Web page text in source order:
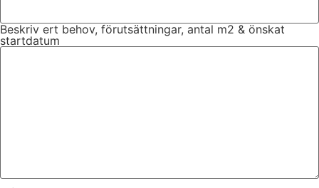
Beskriv ert behov, förutsättningar, antal m2 & önskat
startdatum